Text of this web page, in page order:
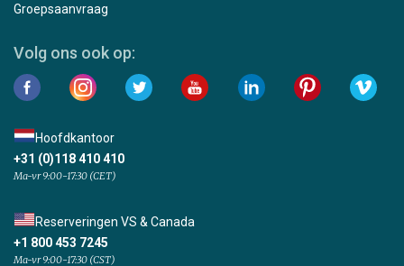
Groepsaanvraag
Volg ons ook op:
Hoofdkantoor
+31 (0)118 410 410
Ma-vr 9:00-17:30 (CET)
Reserveringen VS & Canada
+1 800 453 7245
Ma-vr 9:00-17:30 (CST)